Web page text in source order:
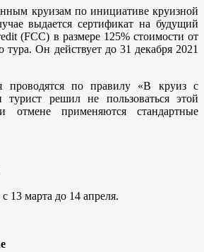
круизам по инициативе круизной
выдается сертификат на будущий
(FСС) в размере 125% стоимости от
тура. Он действует до 31 декабря 2021
проводятся по правилу «В круиз с
турист решил не пользоваться этой
отмене применяются стандартные
13 марта до 14 апреля.